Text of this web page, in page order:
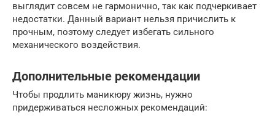
выглядит совсем не гармонично, так как подчеркивает
недостатки. Данный вариант нельзя причислить к
прочным, поэтому следует избегать сильного
механического воздействия.
Дополнительные рекомендации
Чтобы продлить маникюру жизнь, нужно
придерживаться несложных рекомендаций: